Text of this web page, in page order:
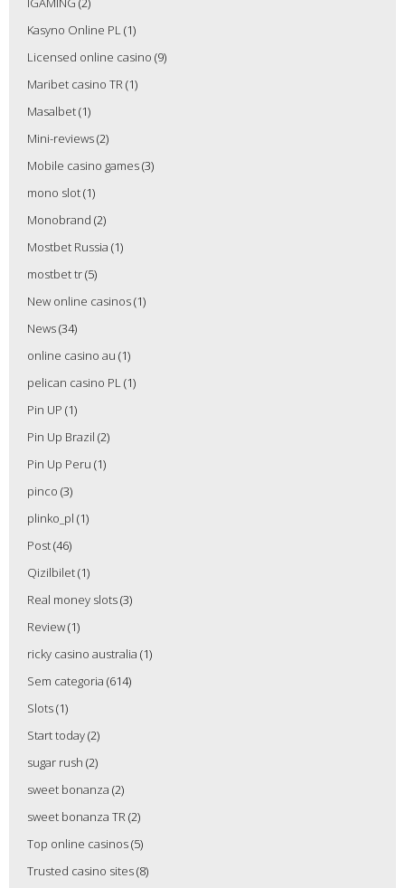
Kasyno Online PL(1)
Licensed online casino (9)
Maribet casino TR(1)
Masalbet(1)
Mini-reviews(2)
Mobile casino games(3)
mono slot(1)
Monobrand (2)
Mostbet Russia (1)
mostbet tr(5)
New online casinos(1)
News(34)
online casino au (1)
pelican casino PL(1)
Pin UP (1)
Pin Up Brazil (2)
Pin Up Peru (1)
pinco (3)
plinko_pl (1)
Post(46)
Qizilbilet(1)
Real money slots(3)
Review(1)
ricky casino australia (1)
Sem categoria (614)
Slots(1)
Start today(2)
sugar rush (2)
sweet bonanza (2)
sweet bonanza TR(2)
Top online casinos(5)
Trusted casino sites(8)